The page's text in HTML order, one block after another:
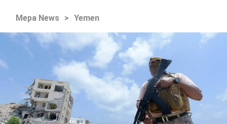
Mepa News > Yemen